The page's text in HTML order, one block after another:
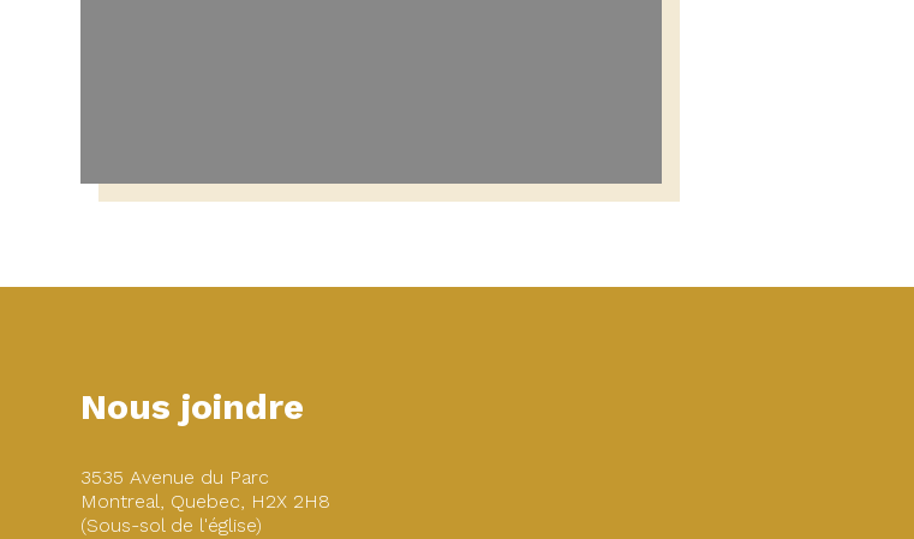
Nous joindre
3535 Avenue du Parc
Montreal, Quebec, H2X 2H8
(Sous-sol de l'église)